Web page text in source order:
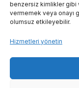
benzersiz kimlikler gibi
vermemek veya onayı
olumsuz etkileyebilir.
Hizmetleri yönetin